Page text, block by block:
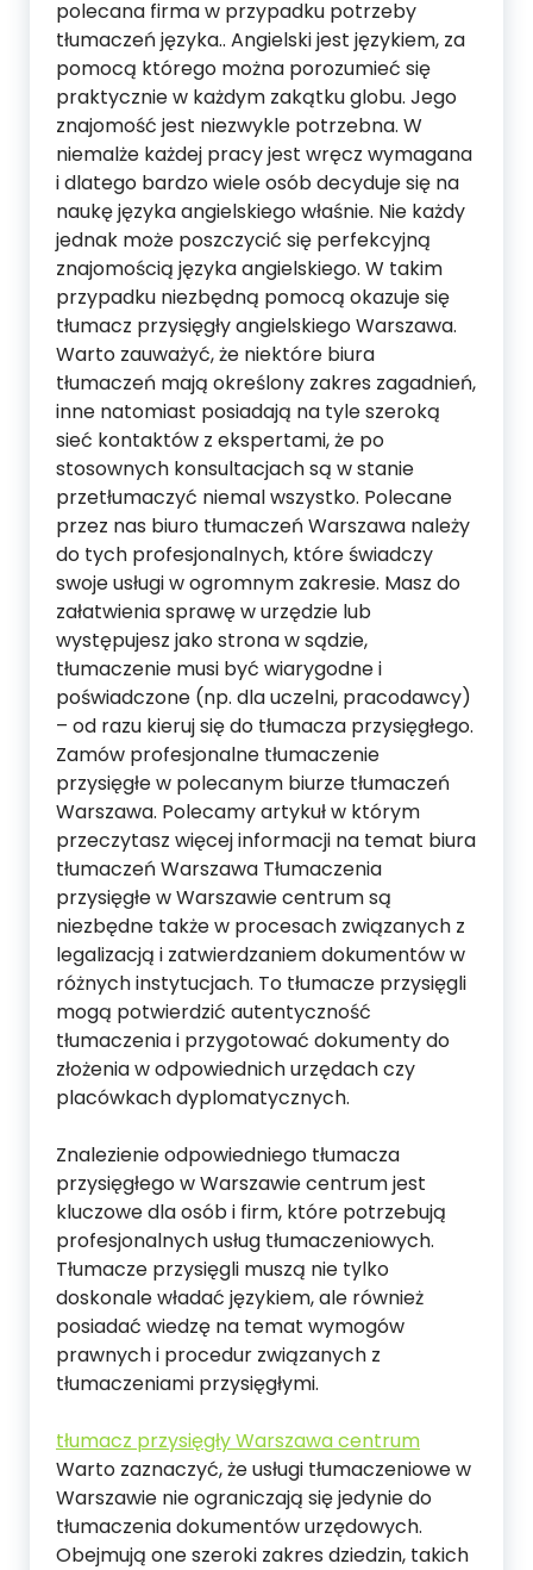
polecana firma w przypadku potrzeby
tłumaczeń języka.. Angielski jest językiem, za
pomocą którego można porozumieć się
praktycznie w każdym zakątku globu. Jego
znajomość jest niezwykle potrzebna. W
niemalże każdej pracy jest wręcz wymagana
i dlatego bardzo wiele osób decyduje się na
naukę języka angielskiego właśnie. Nie każdy
jednak może poszczycić się perfekcyjną
znajomością języka angielskiego. W takim
przypadku niezbędną pomocą okazuje się
tłumacz przysięgły angielskiego Warszawa.
Warto zauważyć, że niektóre biura
tłumaczeń mają określony zakres zagadnień,
inne natomiast posiadają na tyle szeroką
sieć kontaktów z ekspertami, że po
stosownych konsultacjach są w stanie
przetłumaczyć niemal wszystko. Polecane
przez nas biuro tłumaczeń Warszawa należy
do tych profesjonalnych, które świadczy
swoje usługi w ogromnym zakresie. Masz do
załatwienia sprawę w urzędzie lub
występujesz jako strona w sądzie,
tłumaczenie musi być wiarygodne i
poświadczone (np. dla uczelni, pracodawcy)
– od razu kieruj się do tłumacza przysięgłego.
Zamów profesjonalne tłumaczenie
przysięgłe w polecanym biurze tłumaczeń
Warszawa. Polecamy artykuł w którym
przeczytasz więcej informacji na temat biura
tłumaczeń Warszawa Tłumaczenia
przysięgłe w Warszawie centrum są
niezbędne także w procesach związanych z
legalizacją i zatwierdzaniem dokumentów w
różnych instytucjach. To tłumacze przysięgli
mogą potwierdzić autentyczność
tłumaczenia i przygotować dokumenty do
złożenia w odpowiednich urzędach czy
placówkach dyplomatycznych.
Znalezienie odpowiedniego tłumacza
przysięgłego w Warszawie centrum jest
kluczowe dla osób i firm, które potrzebują
profesjonalnych usług tłumaczeniowych.
Tłumacze przysięgli muszą nie tylko
doskonale władać językiem, ale również
posiadać wiedzę na temat wymogów
prawnych i procedur związanych z
tłumaczeniami przysięgłymi.
tłumacz przysięgły Warszawa centrum
Warto zaznaczyć, że usługi tłumaczeniowe w
Warszawie nie ograniczają się jedynie do
tłumaczenia dokumentów urzędowych.
Obejmują one szeroki zakres dziedzin, takich